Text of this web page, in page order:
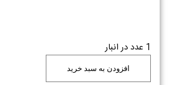
1 عدد در انبار
افزودن به سبد خرید